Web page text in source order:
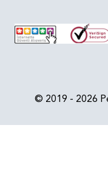
© 2019 - 2026